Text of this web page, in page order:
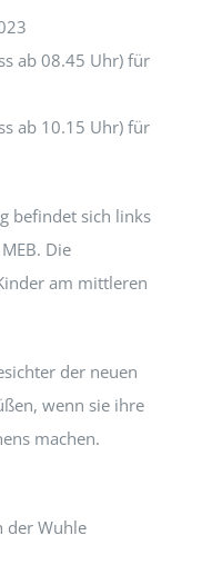
ab 08.45 Uhr) für
ab 10.15 Uhr) für
befind­et sich links
Die
am mit­tleren
der neuen
wenn sie ihre
machen.
der Wuh­le